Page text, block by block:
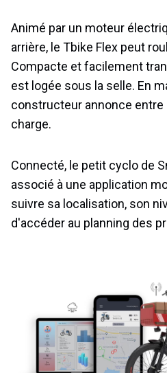
Animé par un moteur
arrière, le Tbike Flex peut
Compacte et facilement
est logée sous la selle. En
constructeur annonce entre
charge.
Connecté, le petit cyclo de
associé à une application
suivre sa localisation, son
d'accéder au planning des